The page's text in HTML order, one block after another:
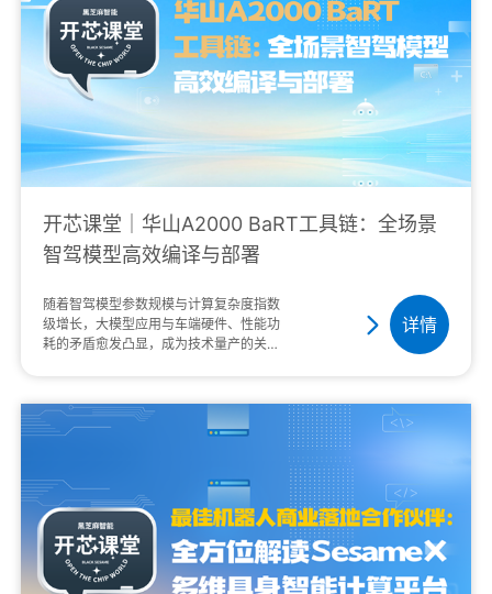
开芯课堂｜华山A2000 BaRT工具链：全场景
智驾模型高效编译与部署
随着智驾模型参数规模与计算复杂度指数
级增长，大模型应用与车端硬件、性能功
耗的矛盾愈发凸显，成为技术量产的关键
础，···
详情